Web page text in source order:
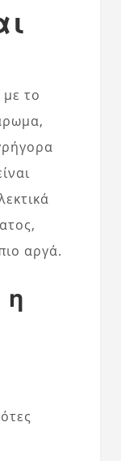
το
αργά.
η